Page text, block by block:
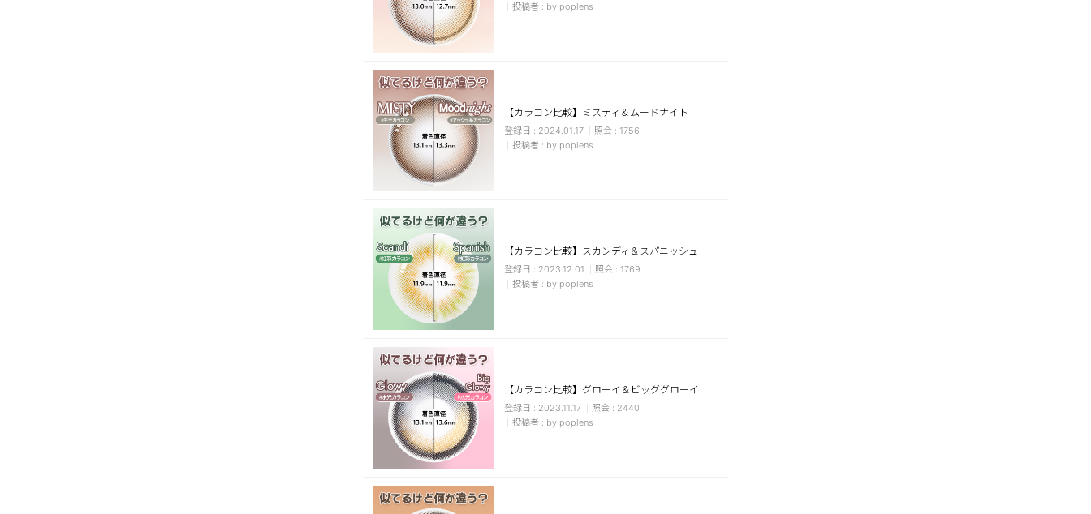
ブラック
ピンク
乱視用
by poplens
【カラコン比較】ミスティ＆ムードナイト
2024.01.17
1756
by poplens
【カラコン比較】スカンディ＆スパニッシュ
2023.12.01
1769
by poplens
【カラコン比較】グローイ＆ビッググローイ
2023.11.17
2440
by poplens